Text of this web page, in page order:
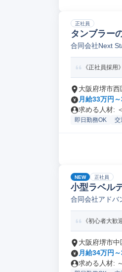
正社員
タンブラー
合同会社Next
《正社員採
大阪府堺市西
月給33万円
求める人材:
即日勤務OK 交
NEW 正社員
小型ラベル
合同会社アドバ
《初心者大歓
大阪府堺市中
月給34万円
求める人材: